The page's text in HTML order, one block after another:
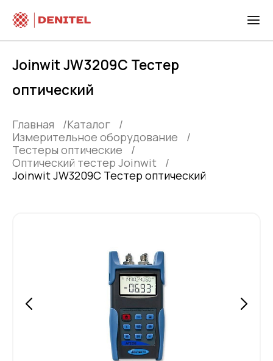
Joinwit JW3209C Тестер
оптический
Главная
Каталог
Измерительное оборудование
Тестеры оптические
Оптический тестер Joinwit
Joinwit JW3209C Тестер оптический